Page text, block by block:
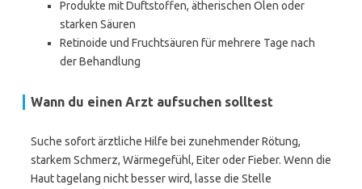
Produkte mit Duftstoffen, ätherischen Ölen oder
starken Säuren
Retinoide und Fruchtsäuren für mehrere Tage nach
der Behandlung
Wann du einen Arzt aufsuchen solltest
Suche sofort ärztliche Hilfe bei zunehmender Rötung,
starkem Schmerz, Wärmegefühl, Eiter oder Fieber. Wenn die
Haut tagelang nicht besser wird, lasse die Stelle